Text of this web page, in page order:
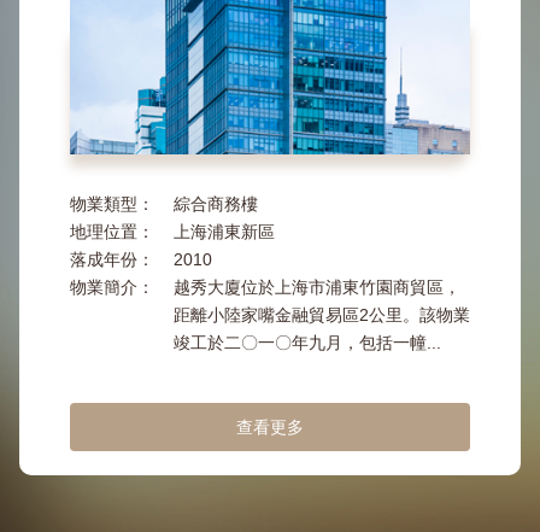
物業類型：
綜合商務樓
地理位置：
上海浦東新區
落成年份：
2010
物業簡介：
越秀大廈位於上海市浦東竹園商貿區，
距離小陸家嘴金融貿易區2公里。該物業
竣工於二〇一〇年九月，包括一幢...
查看更多